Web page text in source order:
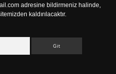
adresine bildirmeniz halinde,
kaldırılacaktır.